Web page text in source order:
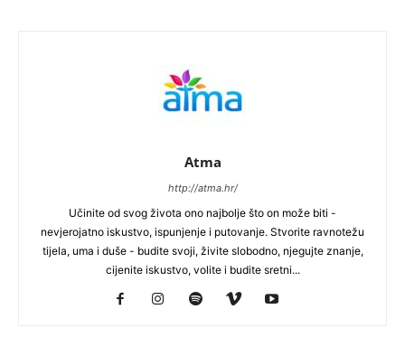
Atma
http://atma.hr/
Učinite od svog života ono najbolje što on može biti -
nevjerojatno iskustvo, ispunjenje i putovanje. Stvorite ravnotežu
tijela, uma i duše - budite svoji, živite slobodno, njegujte znanje,
cijenite iskustvo, volite i budite sretni...